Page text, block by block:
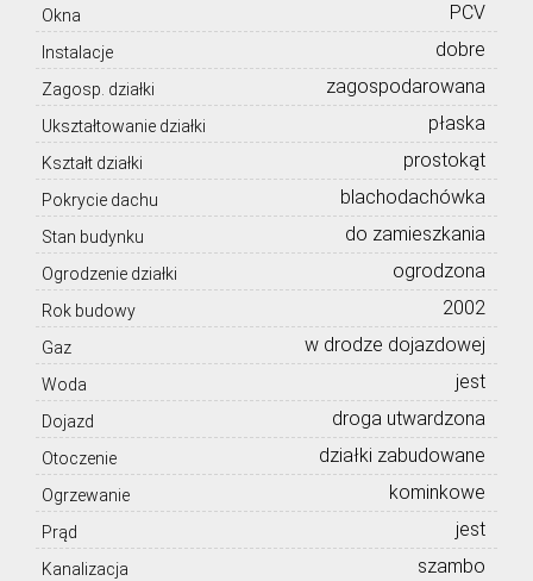
Okna PCV
Instalacje dobre
Zagosp. działki zagospodarowana
Ukształtowanie działki płaska
Kształt działki prostokąt
Pokrycie dachu blachodachówka
Stan budynku do zamieszkania
Ogrodzenie działki ogrodzona
Rok budowy 2002
Gaz w drodze dojazdowej
Woda jest
Dojazd droga utwardzona
Otoczenie działki zabudowane
Ogrzewanie kominkowe
Prąd jest
Kanalizacja szambo